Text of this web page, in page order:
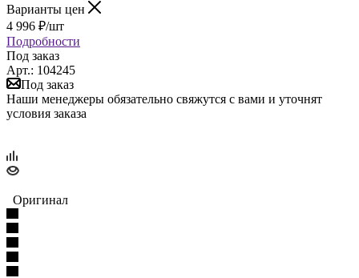
Варианты цен
4 996 ₽/шт
Подробности
Под заказ
Арт.: 104245
Под заказ
Наши менеджеры обязательно свяжутся с вами и уточнят
условия заказа
Оригинал